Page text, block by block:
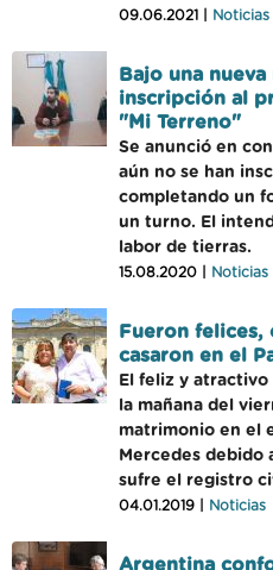
09.06.2021 | Noticias
Bajo una
inscripción al
"Mi Terreno"
Se anunció en
aún no se han
completando un
un turno. El
labor de tierras.
15.08.2020 | Noticias
Fueron felices,
casaron en el
El feliz y
la mañana del
matrimonio en el
Mercedes debido
sufre el registro
04.01.2019 | Noticias
Argentina